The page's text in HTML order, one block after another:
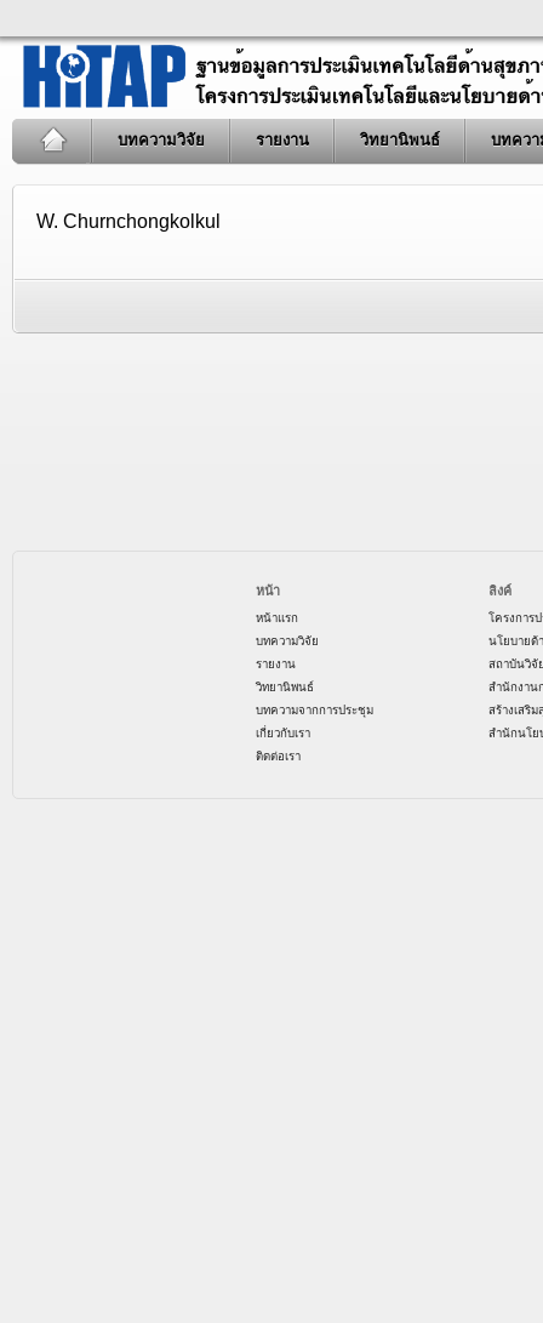
บทความวิจัย รายงาน วิทยานิพนธ์ บทควา
W. Churnchongkolkul
หน้า
หน้าแรก
บทความวิจัย
รายงาน
วิทยานิพนธ์
บทความจากการประชุม
เกี่ยวกับเรา
ติดต่อเรา
ลิงค์
โครงการ
นโยบายด้
สถาบันวิจั
สำนักงาน
สร้างเสริ
สำนักนโย